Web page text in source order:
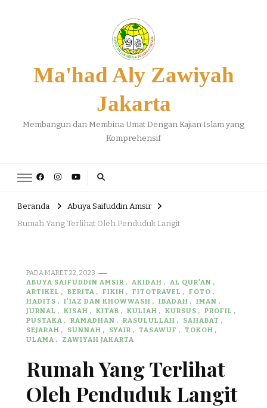
Ma'had Aly Zawiyah
Jakarta
Membangun dan Membina Umat Dengan Kajian Islam yang
Komprehensif
Beranda
Abuya Saifuddin Amsir
Rumah Yang Terlihat Oleh Penduduk Langit
PADAMARET 22, 2023
ABUYA SAIFUDDIN AMSIR
AKIDAH
AL QUR'AN
ARTIKEL
BERITA FIKIH FITOTRAVEL
FOTO
HADITS
I'JAZ DAN KHOWWASH IBADAH
IMAN
JURNAL
KISAH KITAB KULIAH KURSUS
PROFIL
PUSTAKA
RAMADHAN RASULULLAH
SAHABAT
SEJARAH
SUNNAH SYAIR TASAWUF
TOKOH
ULAMA
ZAWIYAH JAKARTA
Rumah Yang Terlihat
Oleh Penduduk Langit